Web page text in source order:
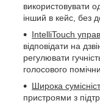
використовувати
інший в кейс, без
IntelliTouch
відповідати на
регулювати
голосового
Широка
пристроями з